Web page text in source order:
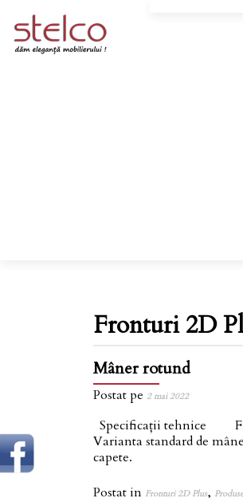
Fronturi 2D
Mâner rotund
Postat pe 2 mai 2022
Specificații tehnice
Varianta standard de
capete.
Postat in Fronturi 2D Plus, Produse